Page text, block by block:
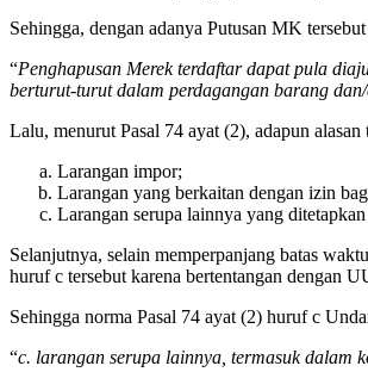
Sehingga, dengan adanya Putusan MK
“Penghapusan Merek terdaftar dapat pula
berturut-turut dalam perdagangan barang
Lalu, menurut Pasal 74 ayat (2), adapun
Larangan impor;
Larangan yang berkaitan dengan izin
Larangan serupa lainnya yang
Selanjutnya, selain memperpanjang batas
huruf c tersebut karena bertentangan dengan
Sehingga norma Pasal 74 ayat (2) huruf c
“c. larangan serupa lainnya, termasuk dalam